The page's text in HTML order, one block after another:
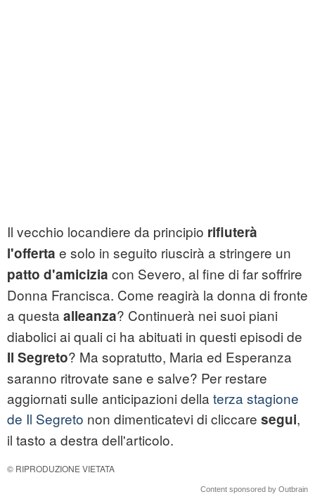
Il vecchio locandiere da principio rifiuterà
l'offerta e solo in seguito riuscirà a stringere un
patto d'amicizia con Severo, al fine di far soffrire
Donna Francisca. Come reagirà la donna di fronte
a questa alleanza? Continuerà nei suoi piani
diabolici ai quali ci ha abituati in questi episodi de
Il Segreto? Ma sopratutto, Maria ed Esperanza
saranno ritrovate sane e salve? Per restare
aggiornati sulle anticipazioni della terza stagione
de Il Segreto non dimenticatevi di cliccare segui,
il tasto a destra dell'articolo.
© RIPRODUZIONE VIETATA
Content sponsored by Outbrain